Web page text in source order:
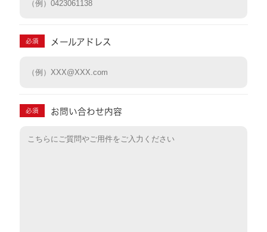
必須 メールアドレス
必須 お問い合わせ内容